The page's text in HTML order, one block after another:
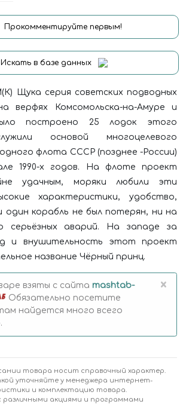
Прокомментируйте первым!
Искать в базе данных
Щука серия советских подводных
верфях Комсомольска-на-Амуре и
построено 25 лодок этого
основой многоцелевого
флота СССР (позднее -России)
1990-х годов. На флоте проект
удачным, моряки любили эти
характеристики, удобство,
один корабль не был потерян, ни на
серьёзных аварий. На западе за
и внушительность этот проект
название Чёрный принц.
взяты с сайта mashtab-
Обязательно посетите
найдется много всего
×
товара носит справочный характер.
уточняйте у менеджера интернет-
и комплектацию товара.
различными акциями и программами